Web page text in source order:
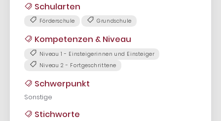
Schularten
Förderschule Grundschule
Kompetenzen & Niveau
Niveau 1 - Einsteigerinnen und Einsteiger
Niveau 2 - Fortgeschrittene
Schwerpunkt
Sonstige
Stichworte